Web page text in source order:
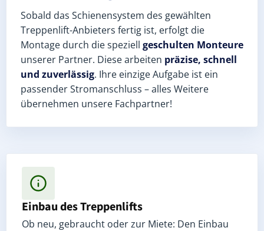
Sobald das Schienensystem des gewählten
Treppenlift-Anbieters fertig ist, erfolgt die
Montage durch die speziell geschulten Monteure
unserer Partner. Diese arbeiten präzise, schnell
und zuverlässig. Ihre einzige Aufgabe ist ein
passender Stromanschluss – alles Weitere
übernehmen unsere Fachpartner!
Einbau des Treppenlifts
Ob neu, gebraucht oder zur Miete: Den Einbau